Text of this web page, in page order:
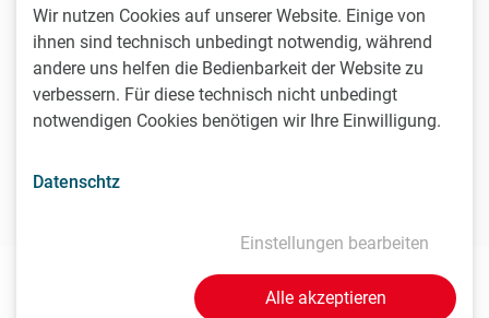
Kontakt
Markus Pöltenstein
Rudolf Heintel GmbH, Geschäftsführer
Die inhaltliche Verantwortung für diesen Beitrag liegt
Wir nutzen Cookies auf unserer Website. Einige von
ihnen sind technisch unbedingt notwendig, während
andere uns helfen die Bedienbarkeit der Website zu
verbessern. Für diese technisch nicht unbedingt
notwendigen Cookies benötigen wir Ihre Einwilligung.
Datenschtz
Einstellungen bearbeiten
Alle akzeptieren